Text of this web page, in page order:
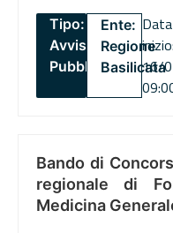
Tipo:
Avviso
Pubblico
Ente:
Regione
Basilicata
Data
inizio:
16/
Bando di
regionale di
Medicina